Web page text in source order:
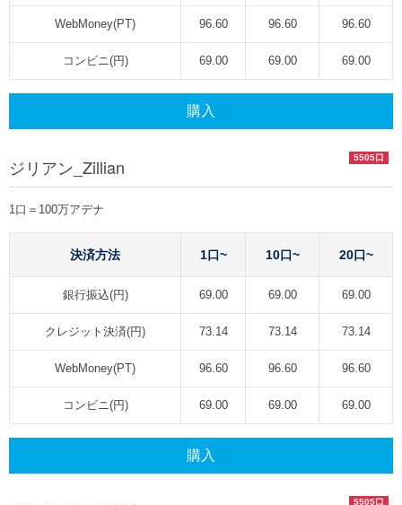
WebMoney(PT) 96.60 96.60 96.60
コンビニ(円) 69.00 69.00 69.00
購入
5505口
ジリアン_Zillian
1口＝100万アデナ
決済方法 1口~ 10口~ 20口~
銀行振込(円) 69.00 69.00 69.00
クレジット決済(円) 73.14 73.14 73.14
WebMoney(PT) 96.60 96.60 96.60
コンビニ(円) 69.00 69.00 69.00
購入
5505口